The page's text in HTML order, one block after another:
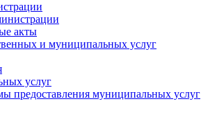
акты
и муниципальных услуг
услуг
предоставления муниципальных услуг